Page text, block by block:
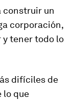
construir un
corporación,
y tener todo lo
difíciles de
lo que